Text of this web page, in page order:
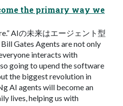
the primary way we
AIの未来はエージェント型
Gates Agents are not only
interacts with
going to upend the software
the biggest revolution in
AI agents will become an
lives, helping us with